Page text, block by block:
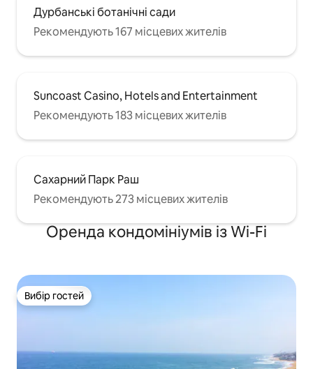
Дурбанські ботанічні сади
Рекомендують 167 місцевих жителів
Suncoast Casino, Hotels and Entertainment
Рекомендують 183 місцевих жителів
Сахарний Парк Раш
Рекомендують 273 місцевих жителів
Оренда кондомініумів із Wi-Fi
Вибір гостей
Вибір гостей